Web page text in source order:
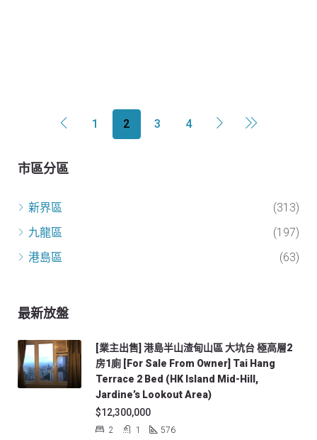
1 2 3 4
市區分區
新界區
(313)
九龍區
(197)
港島區
(63)
最新放盤
[業主出售] 港島半山渣甸山區 大坑台 極高層2
房1廁 [For Sale From Owner] Tai Hang
Terrace 2 Bed (HK Island Mid-Hill,
Jardine’s Lookout Area)
$12,300,000
2 1
576